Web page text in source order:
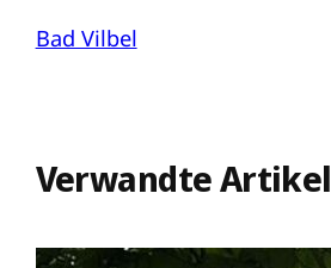
Bad Vilbel
Verwandte Artikel